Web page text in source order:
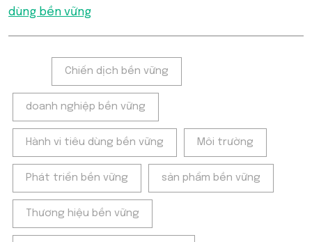
dùng bền vững
Chiến dịch bền vững
doanh nghiệp bền vững
Hành vi tiêu dùng bền vững Môi trường
Phát triển bền vững sản phẩm bền vững
Thương hiệu bền vững